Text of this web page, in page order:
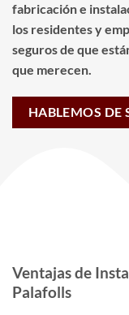
fabricación e
los residentes y
seguros de que
que merecen.
HABLEMOS DE
Ventajas de
Palafolls